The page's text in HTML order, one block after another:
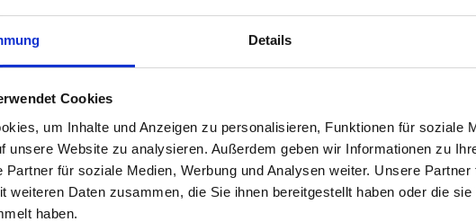
Details
Cookies
um Inhalte und Anzeigen zu personalisieren, Funktionen für soziale
unsere Website zu analysieren. Außerdem geben wir Informationen zu
Partner für soziale Medien, Werbung und Analysen weiter. Unsere
weiteren Daten zusammen, die Sie ihnen bereitgestellt haben oder die
haben.